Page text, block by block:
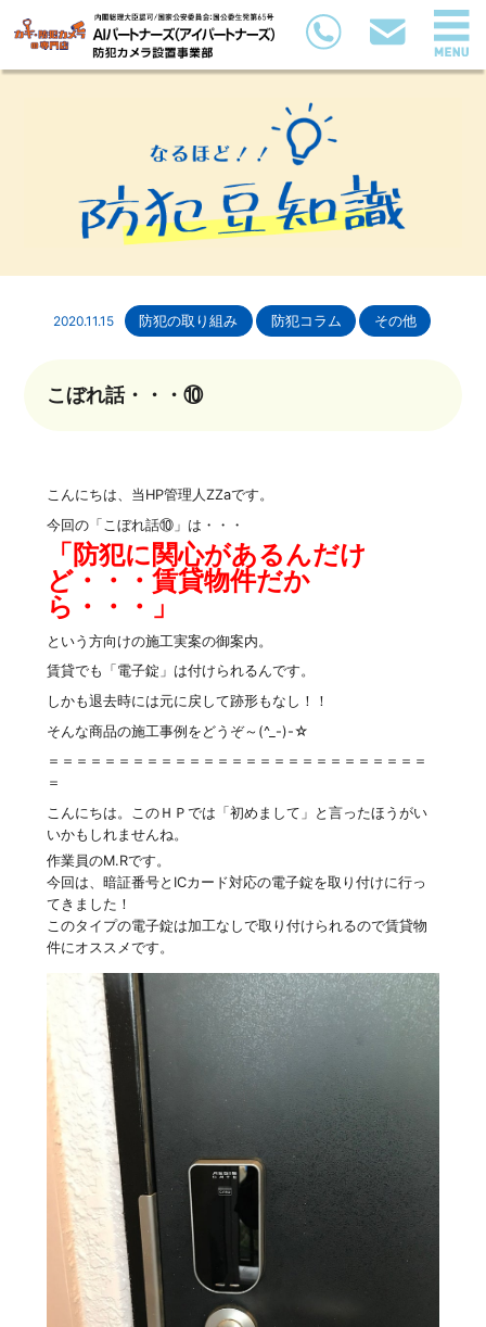
2020.11.15 防犯の取り組み 防犯コラム その他
こぼれ話・・・⑩
こんにちは、当HP管理人ZZaです。
今回の「こぼれ話⑩」は・・・
「防犯に関心があるんだけ
ど・・・賃貸物件だか
ら・・・」
という方向けの施工実案の御案内。
賃貸でも「電子錠」は付けられるんです。
しかも退去時には元に戻して跡形もなし！！
そんな商品の施工事例をどうぞ～(^_-)-☆
＝＝＝＝＝＝＝＝＝＝＝＝＝＝＝＝＝＝＝＝＝＝＝＝＝＝＝
＝
こんにちは。このＨＰでは「初めまして」と言ったほうがい
いかもしれませんね。
作業員のM.Rです。
今回は、暗証番号とICカード対応の電子錠を取り付けに行っ
てきました！
このタイプの電子錠は加工なしで取り付けられるので賃貸物
件にオススメです。